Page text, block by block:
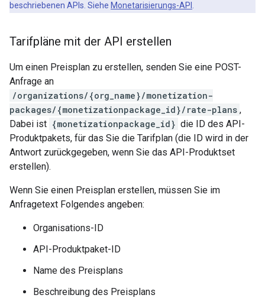
beschriebenen APIs. Siehe Monetarisierungs-API
Tarifpläne mit der API erstellen
Um einen Preisplan zu erstellen, senden Sie eine POST-
Anfrage an
/organizations/{org_name}/monetization-
packages/{monetizationpackage_id}/rate-plans ,
Dabei ist {monetizationpackage_id} die ID des API-
Produktpakets, für das Sie die Tarifplan (die ID wird in der
Antwort zurückgegeben, wenn Sie das API-Produktset
erstellen).
Wenn Sie einen Preisplan erstellen, müssen Sie im
Anfragetext Folgendes angeben:
Organisations-ID
API-Produktpaket-ID
Name des Preisplans
Beschreibung des Preisplans